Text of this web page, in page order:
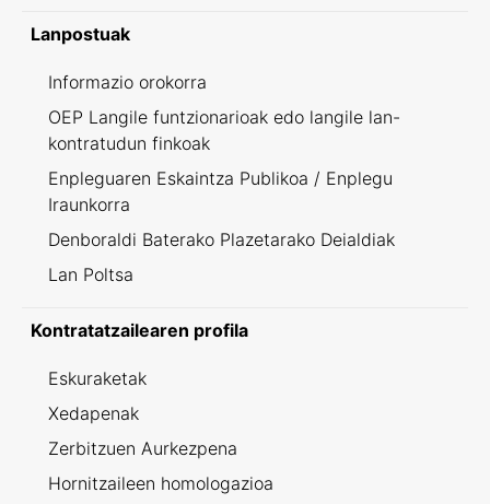
Lanpostuak
Informazio orokorra
OEP Langile funtzionarioak edo langile lan-
kontratudun finkoak
Enpleguaren Eskaintza Publikoa / Enplegu
Iraunkorra
Denboraldi Baterako Plazetarako Deialdiak
Lan Poltsa
Kontratatzailearen profila
Eskuraketak
Xedapenak
Zerbitzuen Aurkezpena
Hornitzaileen homologazioa